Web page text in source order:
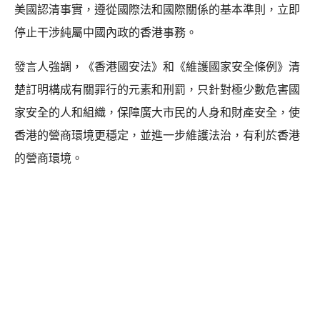
美國認清事實，遵從國際法和國際關係的基本準則，立即
停止干涉純屬中國內政的香港事務。
發言人強調，《香港國安法》和《維護國家安全條例》清
楚訂明構成有關罪行的元素和刑罰，只針對極少數危害國
家安全的人和組織，保障廣大市民的人身和財產安全，使
香港的營商環境更穩定，並進一步維護法治，有利於香港
的營商環境。